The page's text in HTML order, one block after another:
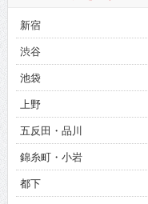
渋谷
池袋
上野
五反田・品川
錦糸町・小岩
都下
神奈川